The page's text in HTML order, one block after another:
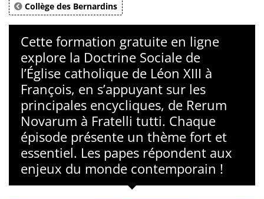
Collège des Bernardins
Cette formation gratuite en ligne
explore la Doctrine Sociale de
l’Église catholique de Léon XIII à
François, en s’appuyant sur les
principales encycliques, de Rerum
Novarum à Fratelli tutti. Chaque
épisode présente un thème fort et
essentiel. Les papes répondent aux
enjeux du monde contemporain !